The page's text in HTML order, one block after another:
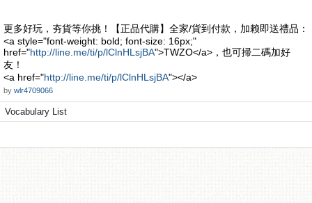
更多好玩，夯貨等你挑！【正品代購】全家/貨到付款，加赖即送禮品：
<a style="font-weight: bold; font-size: 16px;"
href="http://line.me/ti/p/lClnHLsjBA">TWZO</a>，也可掃二碼加好
友！
<a href="http://line.me/ti/p/lClnHLsjBA"></a>
by wlr4709066
Vocabulary List